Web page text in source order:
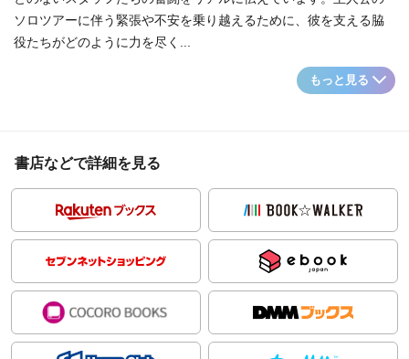
ソロツアーに伴う緊張や不安を乗り越えるために、彼を支える脇
役たちがどのように力を尽く...
もっと見る
書店などで詳細を見る